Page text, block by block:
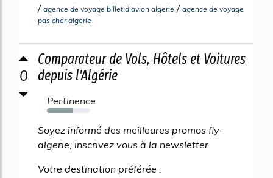
/ agence de voyage billet d'avion algerie / agence de voyage
pas cher algerie
0
Comparateur de Vols, Hôtels et Voitures
depuis l'Algérie
Pertinence
62%
Soyez informé des meilleures promos fly-
algerie, inscrivez vous à la newsletter
Votre destination préférée :